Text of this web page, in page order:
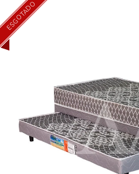
ESGOTADO